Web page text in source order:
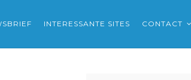
INTERESSANTE SITES CONTACT